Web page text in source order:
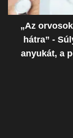
„Az
hátra” -
anyukát, a